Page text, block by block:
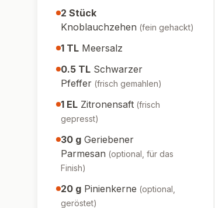
2 Stück
Knoblauchzehen (fein gehackt)
1 TL Meersalz
0.5 TL Schwarzer
Pfeffer (frisch gemahlen)
1 EL Zitronensaft (frisch
gepresst)
30 g Geriebener
Parmesan (optional, für das
Finish)
20 g Pinienkerne (optional,
geröstet)